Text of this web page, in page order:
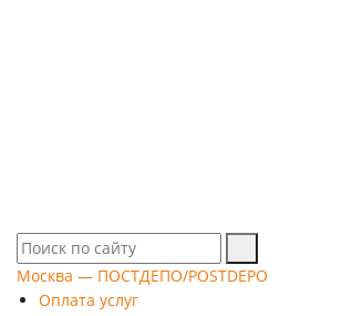
Москва — ПОСТДЕПО/POSTDEPO
Оплата услуг